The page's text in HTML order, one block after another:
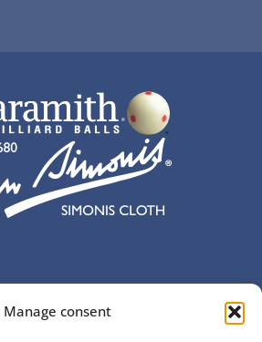
Manage consent